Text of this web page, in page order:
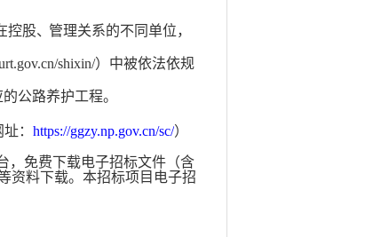
控股、 管理关系的不同单位，
shixin/）中被依法依规
公路养护工程。
： https://ggzy.np.gov.cn/sc/）
，免费下载电子招标文件（含
资料下载。本招标项目电子招